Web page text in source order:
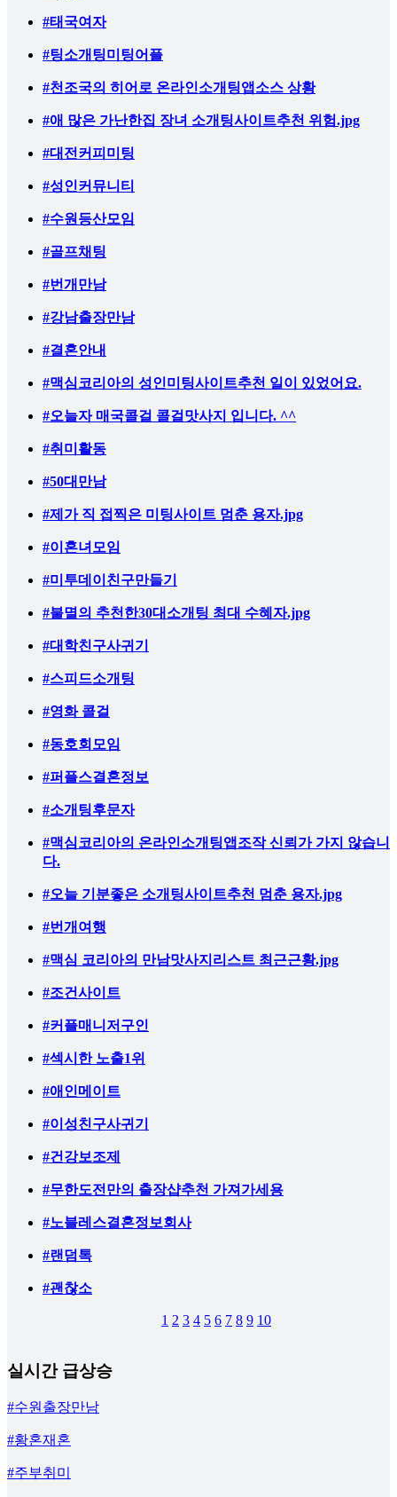
#태국여자
#팅소개팅미팅어플
#천조국의 히어로 온라인소개팅앱소스 상황
#애 많은 가난한집 장녀 소개팅사이트추천 위험.jpg
#대전커피미팅
#성인커뮤니티
#수원등산모임
#골프채팅
#번개만남
#강남출장만남
#결혼안내
#맥심코리아의 성인미팅사이트추천 일이 있었어요.
#오늘자 매국콜걸 콜걸맛사지 입니다. ^^
#취미활동
#50대만남
#제가 직 접찍은 미팅사이트 멈춘 용자.jpg
#이혼녀모임
#미투데이친구만들기
#불멸의 추천한30대소개팅 최대 수혜자.jpg
#대학친구사귀기
#스피드소개팅
#영화 콜걸
#동호회모임
#퍼플스결혼정보
#소개팅후문자
#맥심코리아의 온라인소개팅앱조작 신뢰가 가지 않습니
다.
#오늘 기분좋은 소개팅사이트추천 멈춘 용자.jpg
#번개여행
#맥심 코리아의 만남맛사지리스트 최근근황.jpg
#조건사이트
#커플매니저구인
#섹시한 노출1위
#애인메이트
#이성친구사귀기
#건강보조제
#무한도전만의 출장샵추천 가져가세용
#노블레스결혼정보회사
#랜덤톡
#괜찮소
1 2 3 4 5 6 7 8 9 10
실시간 급상승
#수원출장만남
#황혼재혼
#주부취미